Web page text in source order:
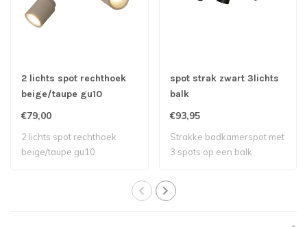
2 lichts spot rechthoek
beige/taupe gu10
€79,00
2 lichts spot rechthoek
beige/taupe gu10
spot strak zwart 3lichts
balk
€93,95
Strakke badkamerspot met
3 spots op een balk